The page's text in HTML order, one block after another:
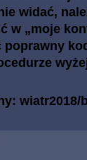
widać,
w „moje
poprawny
wiatr2018/